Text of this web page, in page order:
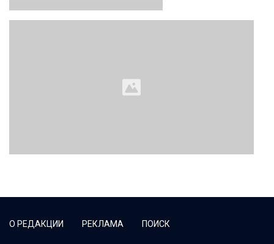
О РЕДАКЦИИ РЕКЛАМА ПОИСК